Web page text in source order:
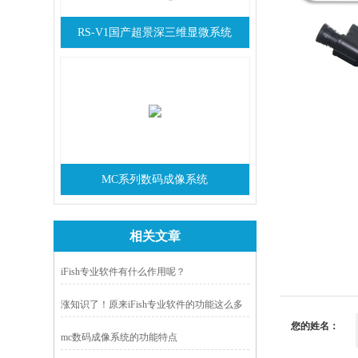
RS-V1国产超景深三维显微系统
MC系列数码成像系统
相关文章
iFish专业软件有什么作用呢？
涨知识了！原来iFish专业软件的功能这么多
mc数码成像系统的功能特点
您的姓名：